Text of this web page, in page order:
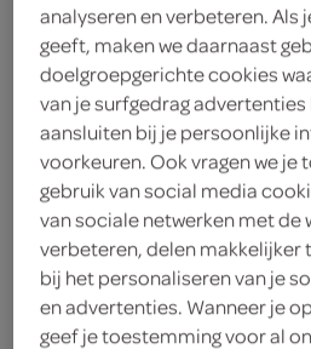
Ritter Sport
2.
79
100 Gram
Let op: aanbiedingen zijn
producten, maar worden
verwerkt in de winkelmand.
analyseren en verbeteren. Als
geeft, maken we daarnaast
doelgroepgerichte cookies
van je surfgedrag
aansluiten bij je persoonlijke
voorkeuren. Ook vragen we
gebruik van social media
van sociale netwerken met de
verbeteren, delen makkelijker
bij het personaliseren van je
en advertenties. Wanneer je
geef je toestemming voor al